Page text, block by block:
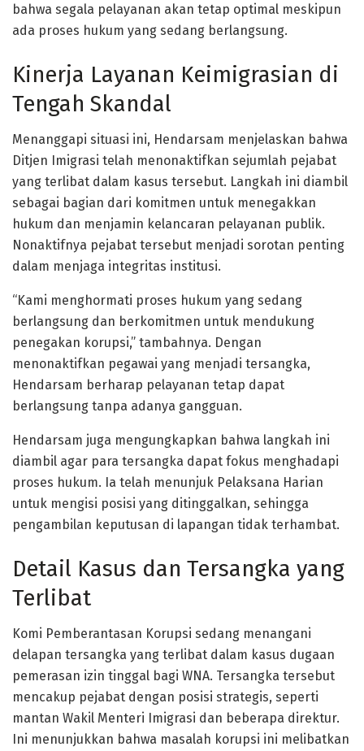
bahwa segala pelayanan akan tetap optimal meskipun
ada proses hukum yang sedang berlangsung.
Kinerja Layanan Keimigrasian di
Tengah Skandal
Menanggapi situasi ini, Hendarsam menjelaskan bahwa
Ditjen Imigrasi telah menonaktifkan sejumlah pejabat
yang terlibat dalam kasus tersebut. Langkah ini diambil
sebagai bagian dari komitmen untuk menegakkan
hukum dan menjamin kelancaran pelayanan publik.
Nonaktifnya pejabat tersebut menjadi sorotan penting
dalam menjaga integritas institusi.
“Kami menghormati proses hukum yang sedang
berlangsung dan berkomitmen untuk mendukung
penegakan korupsi,” tambahnya. Dengan
menonaktifkan pegawai yang menjadi tersangka,
Hendarsam berharap pelayanan tetap dapat
berlangsung tanpa adanya gangguan.
Hendarsam juga mengungkapkan bahwa langkah ini
diambil agar para tersangka dapat fokus menghadapi
proses hukum. Ia telah menunjuk Pelaksana Harian
untuk mengisi posisi yang ditinggalkan, sehingga
pengambilan keputusan di lapangan tidak terhambat.
Detail Kasus dan Tersangka yang
Terlibat
Komi Pemberantasan Korupsi sedang menangani
delapan tersangka yang terlibat dalam kasus dugaan
pemerasan izin tinggal bagi WNA. Tersangka tersebut
mencakup pejabat dengan posisi strategis, seperti
mantan Wakil Menteri Imigrasi dan beberapa direktur.
Ini menunjukkan bahwa masalah korupsi ini melibatkan